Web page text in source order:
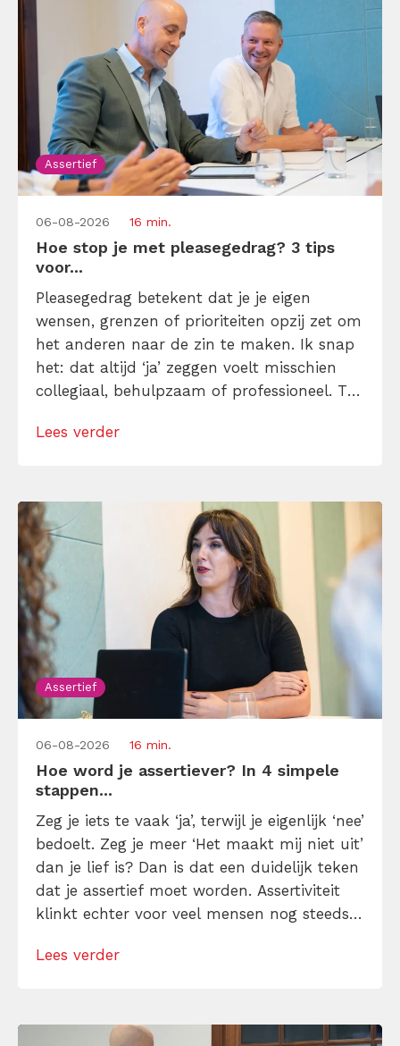
Assertief
06-08-2026 16 min.
Hoe stop je met pleasegedrag? 3 tips
voor...
Pleasegedrag betekent dat je je eigen
wensen, grenzen of prioriteiten opzij zet om
het anderen naar de zin te maken. Ik snap
het: dat altijd ‘ja’ zeggen voelt misschien
collegiaal, behulpzaam of professioneel. Tot
andermans prioriteiten en je eigen werk
[…]
Lees verder
Assertief
06-08-2026 16 min.
Hoe word je assertiever? In 4 simpele
stappen...
Zeg je iets te vaak ‘ja’, terwijl je eigenlijk ‘nee’
bedoelt. Zeg je meer ‘Het maakt mij niet uit’
dan je lief is? Dan is dat een duidelijk teken
dat je assertief moet worden. Assertiviteit
klinkt echter voor veel mensen nog steeds
maar dat is niet zo. Assertiviteit draait juist
Lees verder